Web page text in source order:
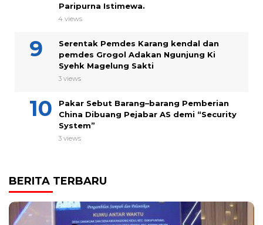
Paripurna Istimewa.
4 views
Serentak Pemdes Karang kendal dan
pemdes Grogol Adakan Ngunjung Ki
Syehk Magelung Sakti
3 views
Pakar Sebut Barang–barang Pemberian
China Dibuang Pejabar AS demi “Security
System”
3 views
BERITA TERBARU